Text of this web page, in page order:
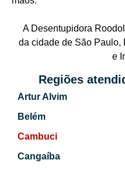
A Desentupidora
da cidade de São Paulo,
e
Regiões
Artur Alvim
Belém
Cambuci
Cangaíba